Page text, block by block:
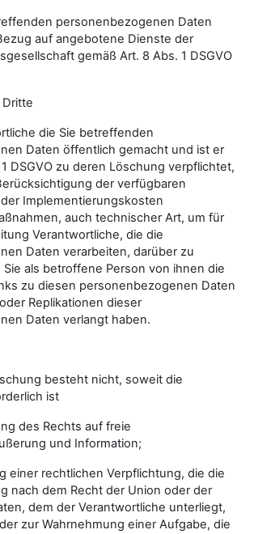
personenbezogenen Daten
auf angebotene Dienste der
gemäß Art. 8 Abs. 1 DSGVO
die Sie betreffenden
Daten öffentlich gemacht und ist er
DSGVO zu deren Löschung verpflichtet,
der verfügbaren
Implementierungskosten
auch technischer Art, um für
Verantwortliche, die die
Daten verarbeiten, darüber zu
als betroffene Person von ihnen die
zu diesen personenbezogenen Daten
Replikationen dieser
Daten verlangt haben.
besteht nicht, soweit die
ist
des Rechts auf freie
und Information;
einer rechtlichen Verpflichtung, die die
nach dem Recht der Union oder der
dem der Verantwortliche unterliegt,
zur Wahrnehmung einer Aufgabe, die